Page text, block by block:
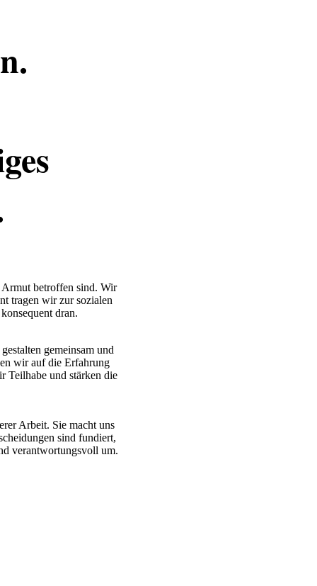
betroffen sind. Wir
tragen wir zur sozialen
dran.
gemeinsam und
wir auf die Erfahrung
Teilhabe und stärken die
Arbeit. Sie macht uns
sind fundiert,
verantwortungsvoll um.